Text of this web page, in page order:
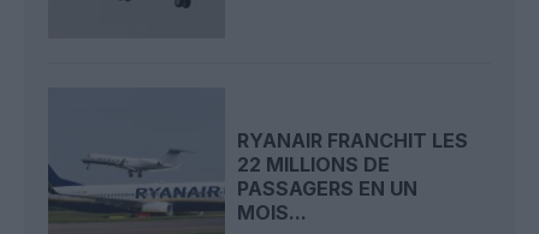
RYANAIR FRANCHIT LES
22 MILLIONS DE
PASSAGERS EN UN
MOIS...